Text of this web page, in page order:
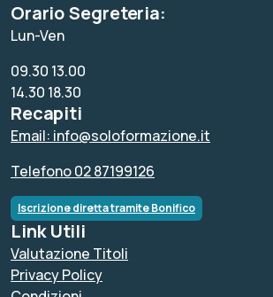
Orario Segreteria:
Lun-Ven
09.30 13.00
14.30 18.30
Recapiti
Email: info@soloformazione.it
Telefono 02 87199126
Iscrizione diretta tramite Bonifico
Link Utili
Valutazione Titoli
Privacy Policy